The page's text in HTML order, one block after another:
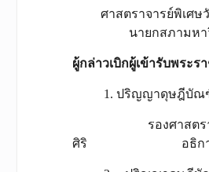
ศาสตราจารย์พิเศษ
นายกสภามหาวิท
ผู้กล่าวเบิกผู้เข้ารับพระ
1. ปริญญาดุษฎีบัณ
รองศาสตราจา
ศิริ อธิการ